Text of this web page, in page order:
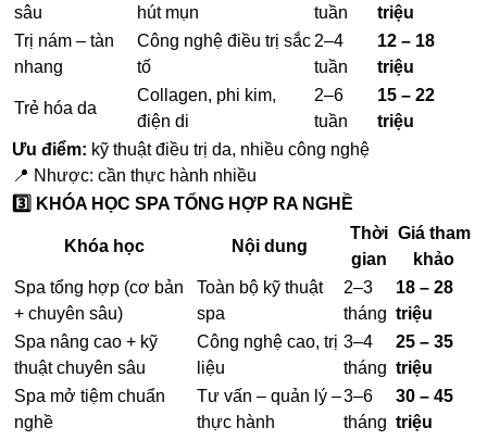
sâu
hút mụn
tuần
triệu
Trị nám – tàn
nhang
Công nghệ điều trị sắc
tố
2–4
tuần
12 – 18
triệu
Trẻ hóa da
Collagen, phi kim,
điện di
2–6
tuần
15 – 22
triệu
Ưu điểm: kỹ thuật điều trị da, nhiều công nghệ
📍 Nhược: cần thực hành nhiều
3️⃣ KHÓA HỌC SPA TỔNG HỢP RA NGHỀ
Khóa học Nội dung
Thời
gian
Giá tham
khảo
Spa tổng hợp (cơ bản
+ chuyên sâu)
Toàn bộ kỹ thuật
spa
2–3
tháng
18 – 28
triệu
Spa nâng cao + kỹ
thuật chuyên sâu
Công nghệ cao, trị
liệu
3–4
tháng
25 – 35
triệu
Spa mở tiệm chuẩn
nghề
Tư vấn – quản lý –
thực hành
3–6
tháng
30 – 45
triệu